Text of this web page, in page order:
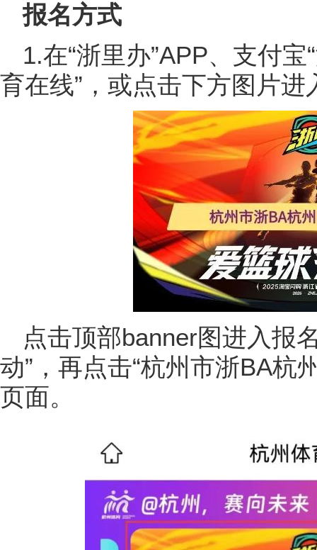
报名方式
1.在“浙里办”APP、支付
育在线”，或点击下方图片进
点击顶部banner图进入报
动”，再点击“杭州市浙BA杭
页面。